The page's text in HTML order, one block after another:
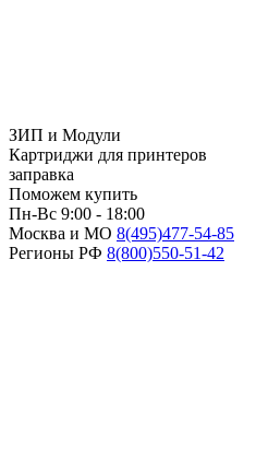
ЗИП и Модули
Картриджи для принтеров
заправка
Поможем купить
Пн-Вс 9:00 - 18:00
Москва и МО 8(495)477-54-85
Регионы РФ 8(800)550-51-42